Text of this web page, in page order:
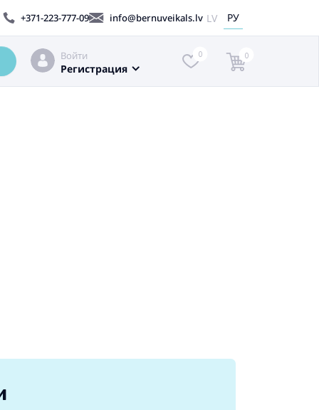
+371-223-777-09 info@bernuveikals.lv LV РУ
Войти
Регистрация
0 0